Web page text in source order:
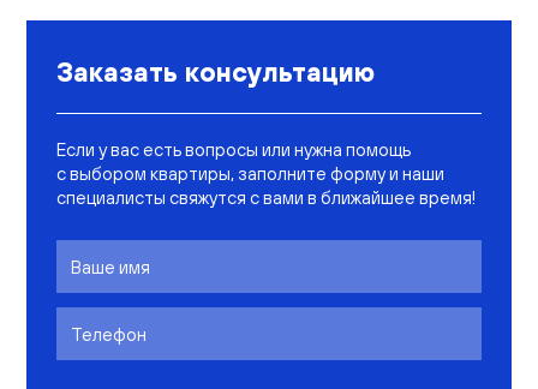
Заказать консультацию
Если у вас есть вопросы или нужна помощь
с выбором квартиры, заполните форму и наши
специалисты свяжутся с вами в ближайшее время!